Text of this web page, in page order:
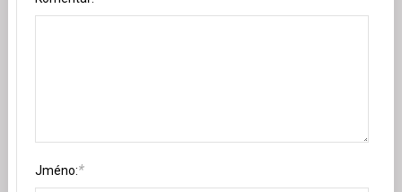
Jméno:*